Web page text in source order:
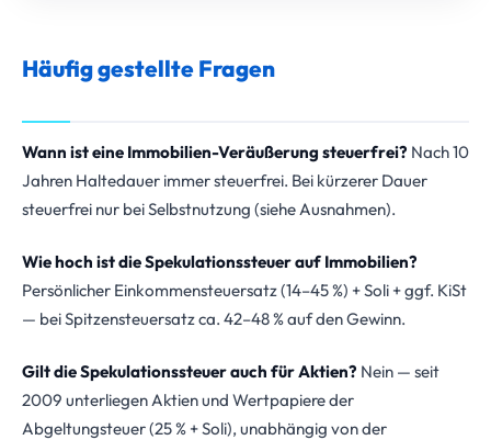
Häufig gestellte Fragen
Wann ist eine Immobilien-Veräußerung steuerfrei? Nach 10
Jahren Haltedauer immer steuerfrei. Bei kürzerer Dauer
steuerfrei nur bei Selbstnutzung (siehe Ausnahmen).
Wie hoch ist die Spekulationssteuer auf Immobilien?
Persönlicher Einkommensteuersatz (14–45 %) + Soli + ggf. KiSt
— bei Spitzensteuersatz ca. 42–48 % auf den Gewinn.
Gilt die Spekulationssteuer auch für Aktien? Nein — seit
2009 unterliegen Aktien und Wertpapiere der
Abgeltungsteuer (25 % + Soli), unabhängig von der